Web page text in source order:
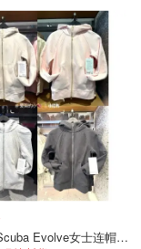
，在大流行的第
丧，并把气撒在
进一步增加警员
阿尔弗雷德
损失是巨大的，
，即使是像吐痰
创伤。
lululemon Scuba Evolve女士连帽卫衣 全拉链